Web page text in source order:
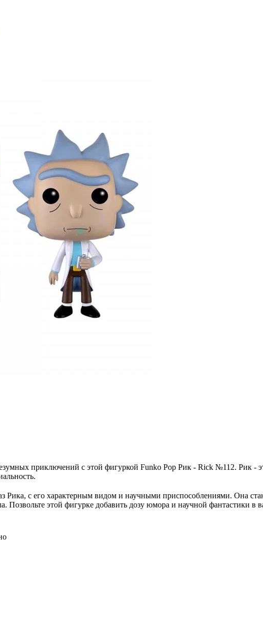
приключений с этой фигуркой Funko Pop Рик - Rick №112. Рик -
Рика, с его характерным видом и научными приспособлениями. Она
Позвольте этой фигурке добавить дозу юмора и научной фантастики в